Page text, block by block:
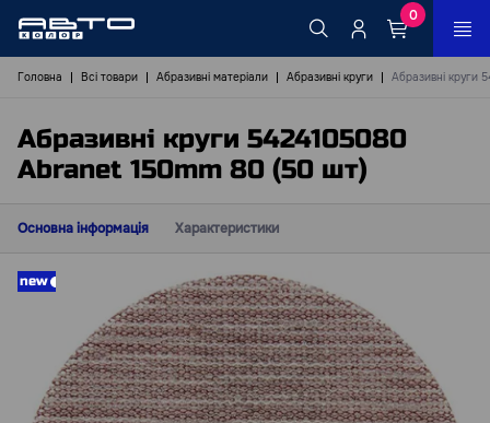
0
Головна Всі товари Абразивні матеріали Абразивні круги Абразивні круги
Абразивні круги 5424105080
Abranet 150mm 80 (50 шт)
Основна інформація Характеристики
new